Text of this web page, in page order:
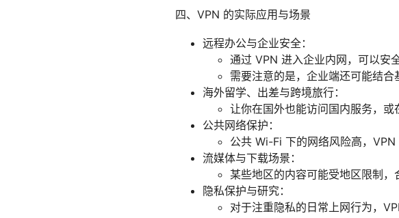
四、VPN 的实际应用与场景
远程办公与企业安全：
通过 VPN 进入企业内网，可以安
需要注意的是，企业端还可能结
海外留学、出差与跨境旅行：
让你在国外也能访问国内服务，
公共网络保护：
公共 Wi-Fi 下的网络风险高，
流媒体与下载场景：
某些地区的内容可能受地区限制
隐私保护与研究：
对于注重隐私的日常上网行为，